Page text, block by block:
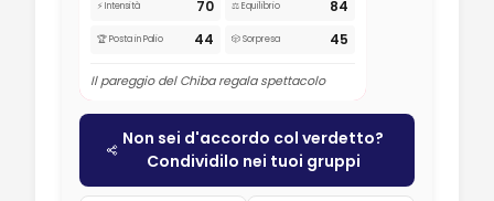
⚡ Intensità 70 ⚖️ Equilibrio 84
🏆 Posta in Palio 44 🎲 Sorpresa 45
Il pareggio del Chiba regala spettacolo
Non sei d'accordo col verdetto?
Condividilo nei tuoi gruppi